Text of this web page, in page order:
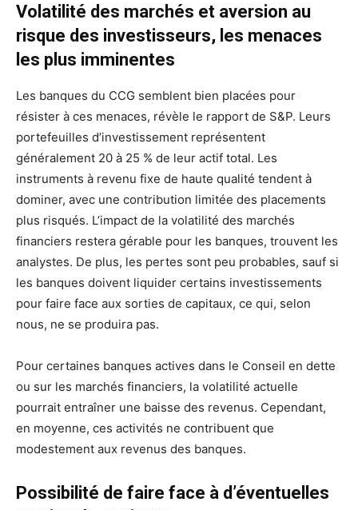
Volatilité des marchés et aversion au
risque des investisseurs, les menaces
les plus imminentes
Les banques du CCG semblent bien placées pour
résister à ces menaces, révèle le rapport de S&P. Leurs
portefeuilles d’investissement représentent
généralement 20 à 25 % de leur actif total. Les
instruments à revenu fixe de haute qualité tendent à
dominer, avec une contribution limitée des placements
plus risqués. L’impact de la volatilité des marchés
financiers restera gérable pour les banques, trouvent les
analystes. De plus, les pertes sont peu probables, sauf si
les banques doivent liquider certains investissements
pour faire face aux sorties de capitaux, ce qui, selon
nous, ne se produira pas.
Pour certaines banques actives dans le Conseil en dette
ou sur les marchés financiers, la volatilité actuelle
pourrait entraîner une baisse des revenus. Cependant,
en moyenne, ces activités ne contribuent que
modestement aux revenus des banques.
Possibilité de faire face à d’éventuelles